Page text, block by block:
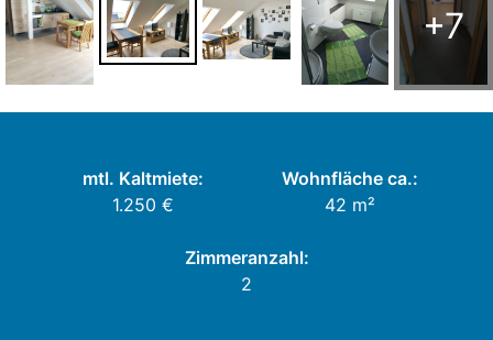
+7
mtl. Kaltmiete:
1.250 €
Wohnfläche ca.:
42 m²
Zimmeranzahl:
2